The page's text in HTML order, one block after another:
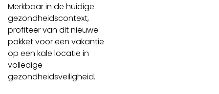
Merkbaar in de huidige
gezondheidscontext,
profiteer van dit nieuwe
pakket voor een vakantie
op een kale locatie in
volledige
gezondheidsveiligheid.